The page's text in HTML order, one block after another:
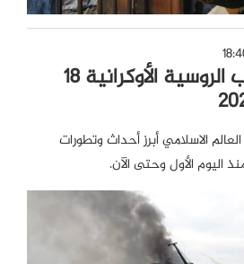
آخر تطورات الحرب الروسية الأوكرانية 18
الاسلامي أبرز أحداث وتطورات
اليوم الأول وحتى الآن.